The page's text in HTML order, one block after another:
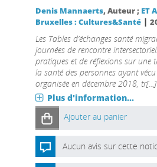
Denis Mannaerts, Auteur ; ET
Bruxelles : Cultures&Santé|
Les Tables d’échanges santé
journées de rencontre
pratiques et de réflexions sur une
la santé des personnes ayant vécu
organisée en décembre 2018, tr[...]
Plus d'information...
Ajouter au panier
Aucun avis sur cette